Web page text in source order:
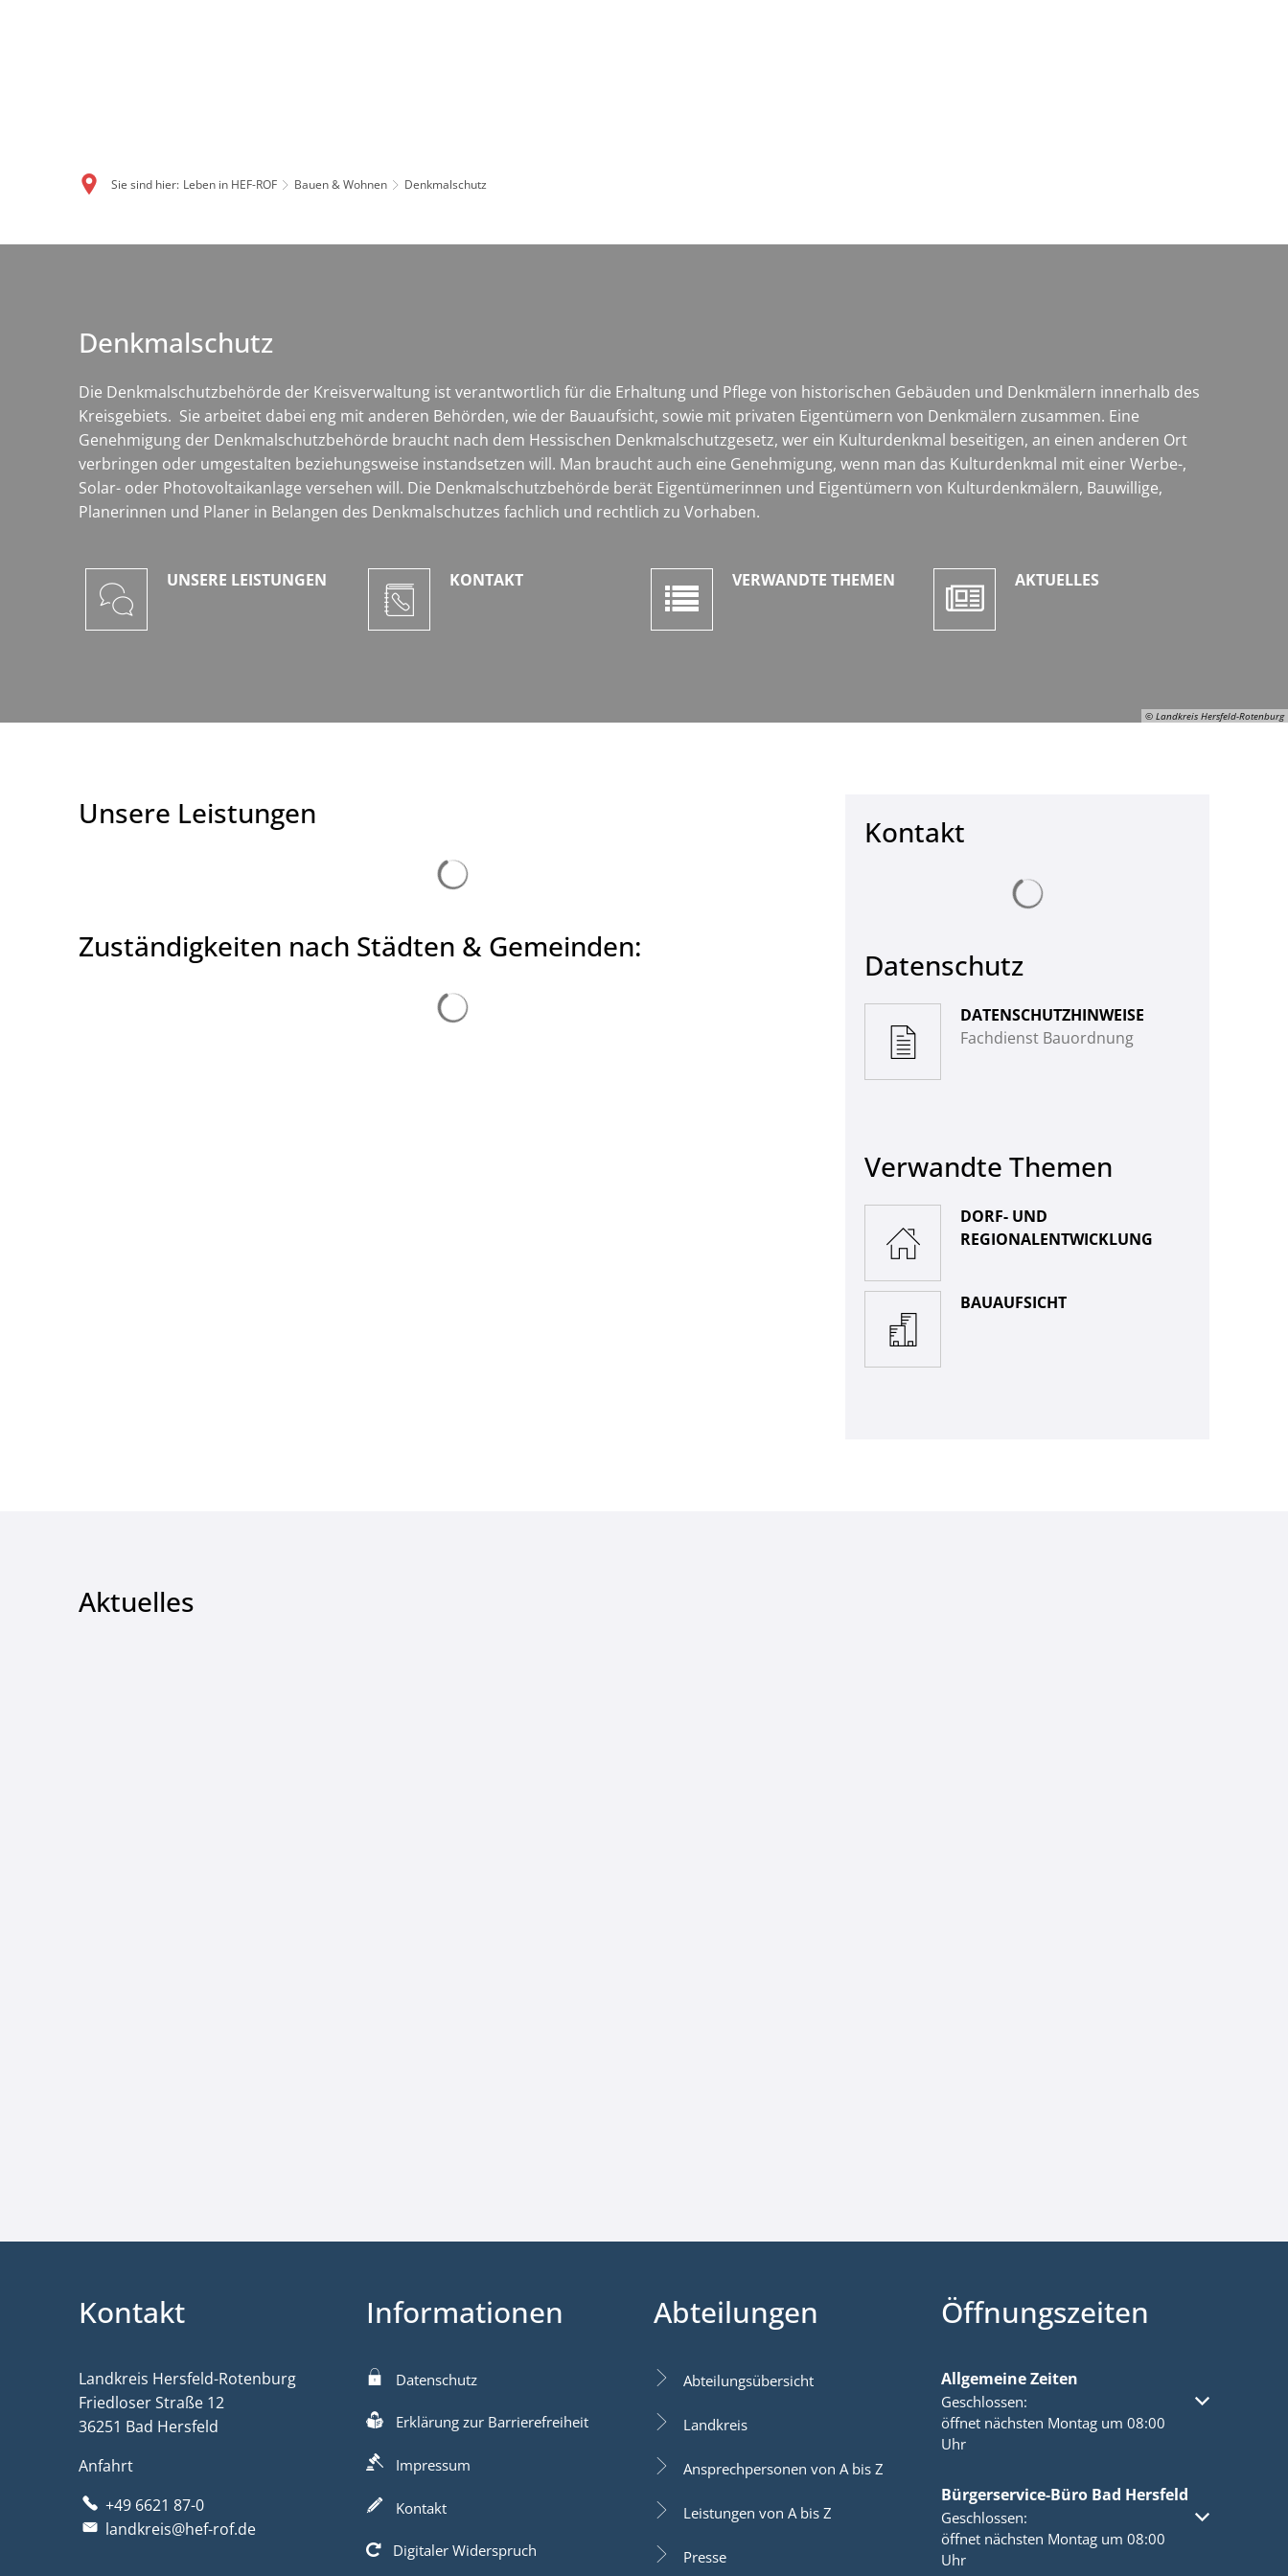
Sie sind hier: Leben in HEF-ROF Bauen & Wohnen Denkmalschutz
© Landkreis Hersfeld-Rotenburg
Denkmalschutz
Die Denkmalschutzbehörde der Kreisverwaltung ist verantwortlich für die Erhaltung und Pflege von historischen Gebäuden und Denkmälern innerhalb des
Kreisgebiets. Sie arbeitet dabei eng mit anderen Behörden, wie der Bauaufsicht, sowie mit privaten Eigentümern von Denkmälern zusammen. Eine
Genehmigung der Denkmalschutzbehörde braucht nach dem Hessischen Denkmalschutzgesetz, wer ein Kulturdenkmal beseitigen, an einen anderen Ort
verbringen oder umgestalten beziehungsweise instandsetzen will. Man braucht auch eine Genehmigung, wenn man das Kulturdenkmal mit einer Werbe-,
Solar- oder Photovoltaikanlage versehen will. Die Denkmalschutzbehörde berät Eigentümerinnen und Eigentümern von Kulturdenkmälern, Bauwillige,
Planerinnen und Planer in Belangen des Denkmalschutzes fachlich und rechtlich zu Vorhaben.
UNSERE LEISTUNGEN KONTAKT VERWANDTE THEMEN AKTUELLES
Unsere Leistungen
Zuständigkeiten nach Städten & Gemeinden:
Kontakt
Datenschutz
DATENSCHUTZHINWEISE
Fachdienst Bauordnung
Verwandte Themen
DORF- UND
REGIONALENTWICKLUNG
BAUAUFSICHT
Aktuelles
Kontakt
Landkreis Hersfeld-Rotenburg
Friedloser Straße 12
36251 Bad Hersfeld
Anfahrt
+49 6621 87-0
landkreis@hef-rof.de
Informationen
Datenschutz
Erklärung zur Barrierefreiheit
Impressum
Kontakt
Digitaler Widerspruch
Abteilungen
Abteilungsübersicht
Landkreis
Ansprechpersonen von A bis Z
Leistungen von A bis Z
Presse
Öffnungszeiten
Allgemeine Zeiten
Klicken, um weitere Öffnungs- oder Schließzeiten
Geschlossen:
öffnet nächsten Montag um 08:00
Uhr
Bürgerservice-Büro Bad Hersfeld
Klicken, um weitere Öffnungs- oder Schließzeiten
Geschlossen:
öffnet nächsten Montag um 08:00
Uhr